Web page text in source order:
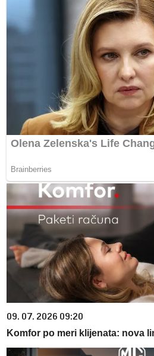
09. 07. 2026 09:20
Komfor po meri klijenata: nova